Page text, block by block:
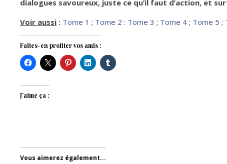
dialogues savoureux, juste ce qu’il faut d’action, et
Voir aussi : Tome 1 ; Tome 2 : Tome 3 ; Tome 4 ; Tome 5 ;
Faites-en profiter vos amis :
J’aime ça :
Vous aimerez également...